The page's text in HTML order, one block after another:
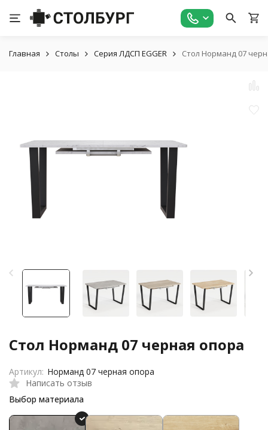
Главная Столы Серия ЛДСП EGGER Стол Норманд 07
Стол Норманд 07 черная опора
Написать отзыв
Выбор материала
Артикул: Норманд 07 черная опора